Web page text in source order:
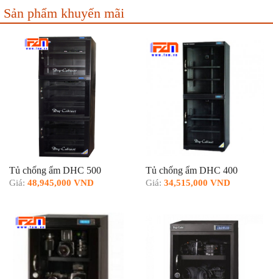
Sản phẩm khuyến mãi
Tủ chống ẩm DHC 500
Giá: 48,945,000 VND
Tủ chống ẩm DHC 400
Giá: 34,515,000 VND